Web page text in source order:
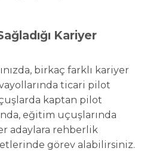
Kariyer
birkaç farklı kariyer
ticari pilot
kaptan pilot
eğitim uçuşlarında
adaylara rehberlik
görev alabilirsiniz.